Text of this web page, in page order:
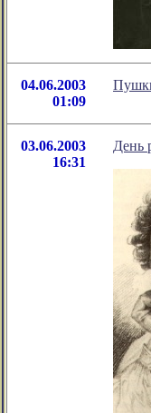
04.06.2003
01:09
03.06.2003
16:31
День